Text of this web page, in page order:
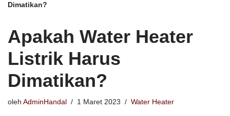
Dimatikan?
Apakah Water Heater
Listrik Harus
Dimatikan?
oleh AdminHandal 1 Maret 2023 Water Heater